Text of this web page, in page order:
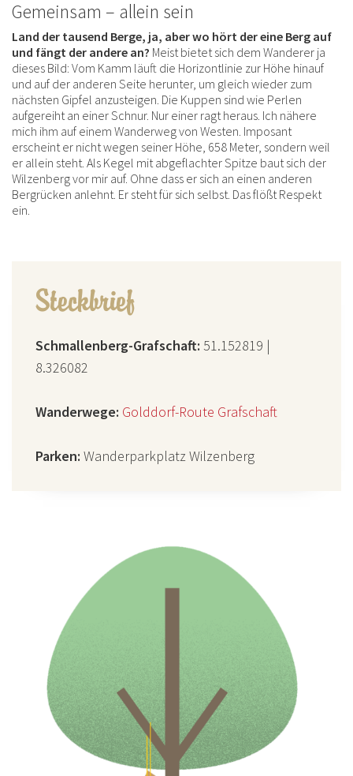
Gemeinsam – allein sein
Land der tausend Berge, ja, aber wo hört der eine Berg auf
und fängt der andere an? Meist bietet sich dem Wanderer ja
dieses Bild: Vom Kamm läuft die Horizontlinie zur Höhe hinauf
und auf der anderen Seite herunter, um gleich wieder zum
nächsten Gipfel anzusteigen. Die Kuppen sind wie Perlen
aufgereiht an einer Schnur. Nur einer ragt heraus. Ich nähere
mich ihm auf einem Wanderweg von Westen. Imposant
erscheint er nicht wegen seiner Höhe, 658 Meter, sondern weil
er allein steht. Als Kegel mit abgeflachter Spitze baut sich der
Wilzenberg vor mir auf. Ohne dass er sich an einen anderen
Bergrücken anlehnt. Er steht für sich selbst. Das flößt Respekt
ein.
Steckbrief
Schmallenberg-Grafschaft: 51.152819 |
8.326082
Wanderwege: Golddorf-Route Grafschaft
Parken: Wanderparkplatz Wilzenberg